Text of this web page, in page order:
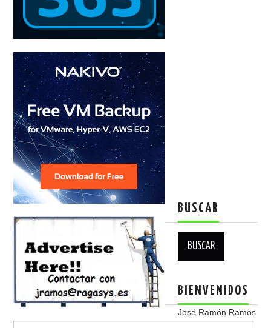
BUSCAR
BIENVENIDOS
José Ramón Ramos